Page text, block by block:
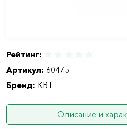
Рейтинг:
Артикул: 60475
Бренд: КВТ
Описание и